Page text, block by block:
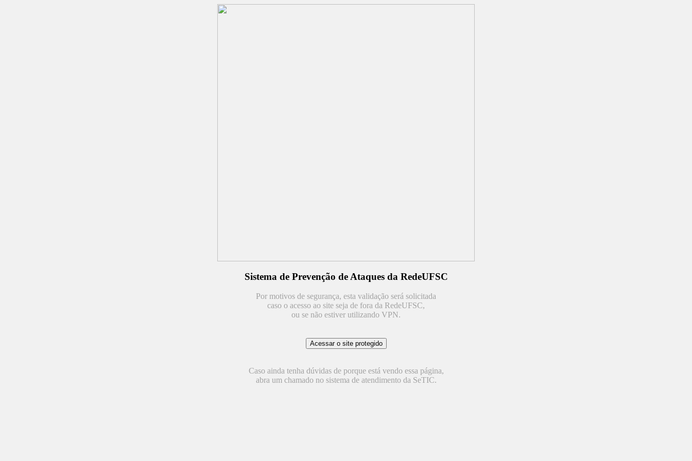
Sistema de Prevenção de Ataques da RedeUFSC
Por motivos de segurança, esta validação será solicitada
caso o acesso ao site seja de fora da RedeUFSC,
ou se não estiver utilizando VPN.
Caso ainda tenha dúvidas de porque está vendo essa página,
abra um chamado no sistema de atendimento da SeTIC.